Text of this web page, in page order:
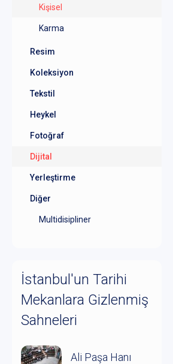
Kişisel
Karma
Resim
Koleksiyon
Tekstil
Heykel
Fotoğraf
Dijital
Yerleştirme
Diğer
Multidisipliner
İstanbul'un Tarihi
Mekanlara Gizlenmiş
Sahneleri
Ali Paşa Hanı